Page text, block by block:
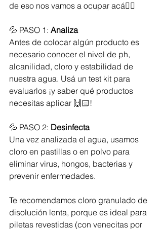
de eso nos vamos a ocupar acá👇🏻
💦 PASO 1: Analiza
Antes de colocar algún producto es
necesario conocer el nivel de ph,
alcanilidad, cloro y estabilidad de
nuestra agua. Usá un test kit para
evaluarlos ¡y saber qué productos
necesitas aplicar 🙌🏻!
💦 PASO 2: Desinfecta
Una vez analizada el agua, usamos
cloro en pastillas o en polvo para
eliminar virus, hongos, bacterias y
prevenir enfermedades.
Te recomendamos cloro granulado de
disolución lenta, porque es ideal para
piletas revestidas (con venecitas por